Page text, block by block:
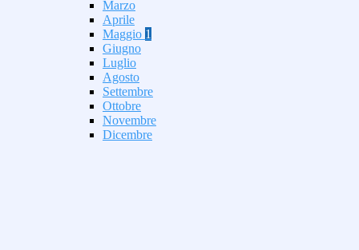
Marzo
Aprile
Maggio 1
Giugno
Luglio
Agosto
Settembre
Ottobre
Novembre
Dicembre